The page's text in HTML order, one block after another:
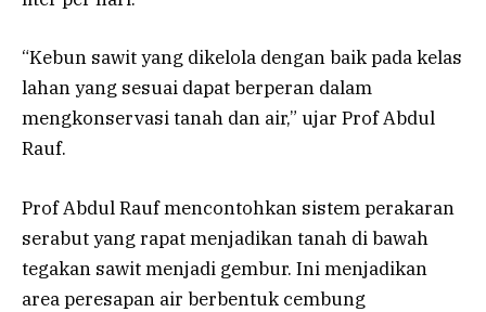
“Kebun sawit yang dikelola dengan baik pada kelas
lahan yang sesuai dapat berperan dalam
mengkonservasi tanah dan air,” ujar Prof Abdul
Rauf.
Prof Abdul Rauf mencontohkan sistem perakaran
serabut yang rapat menjadikan tanah di bawah
tegakan sawit menjadi gembur. Ini menjadikan
area peresapan air berbentuk cembung